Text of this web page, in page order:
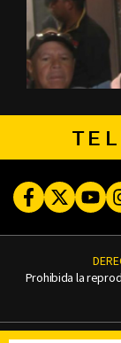
FacebookTwitter
Prohibida la